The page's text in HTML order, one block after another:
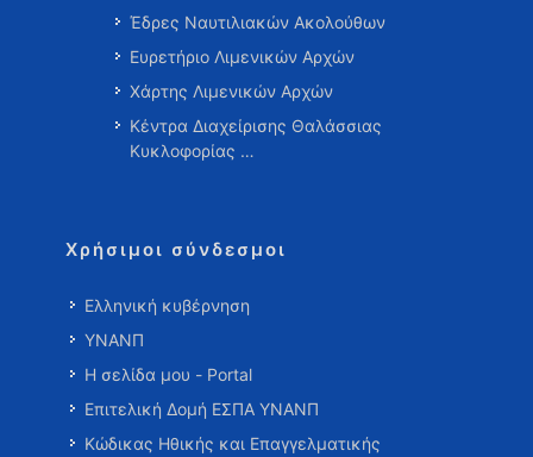
Έδρες Ναυτιλιακών Ακολούθων
Ευρετήριο Λιμενικών Αρχών
Χάρτης Λιμενικών Αρχών
Κέντρα Διαχείρισης Θαλάσσιας
Κυκλοφορίας …
Χρήσιμοι σύνδεσμοι
Ελληνική κυβέρνηση
ΥΝΑΝΠ
Η σελίδα μου - Portal
Επιτελική Δομή ΕΣΠΑ ΥΝΑΝΠ
Κώδικας Ηθικής και Επαγγελματικής